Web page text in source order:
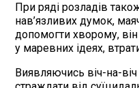
При ряді розладів
нав’язливих думок,
допомогти хворому,
у маревних ідеях,
Виявляючись віч-на-